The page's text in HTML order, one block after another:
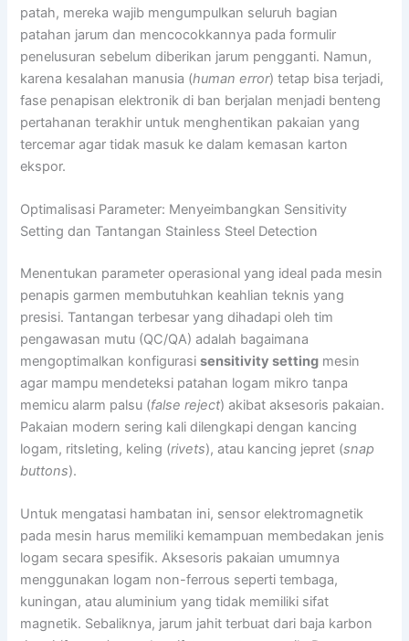
patah, mereka wajib mengumpulkan seluruh bagian
patahan jarum dan mencocokkannya pada formulir
penelusuran sebelum diberikan jarum pengganti. Namun,
karena kesalahan manusia (human error) tetap bisa terjadi,
fase penapisan elektronik di ban berjalan menjadi benteng
pertahanan terakhir untuk menghentikan pakaian yang
tercemar agar tidak masuk ke dalam kemasan karton
ekspor.
Optimalisasi Parameter: Menyeimbangkan Sensitivity
Setting dan Tantangan Stainless Steel Detection
Menentukan parameter operasional yang ideal pada mesin
penapis garmen membutuhkan keahlian teknis yang
presisi. Tantangan terbesar yang dihadapi oleh tim
pengawasan mutu (QC/QA) adalah bagaimana
mengoptimalkan konfigurasisensitivity setting mesin
agar mampu mendeteksi patahan logam mikro tanpa
memicu alarm palsu (false reject) akibat aksesoris pakaian.
Pakaian modern sering kali dilengkapi dengan kancing
logam, ritsleting, keling (rivets), atau kancing jepret (snap
buttons).
Untuk mengatasi hambatan ini, sensor elektromagnetik
pada mesin harus memiliki kemampuan membedakan jenis
logam secara spesifik. Aksesoris pakaian umumnya
menggunakan logam non-ferrous seperti tembaga,
kuningan, atau aluminium yang tidak memiliki sifat
magnetik. Sebaliknya, jarum jahit terbuat dari baja karbon